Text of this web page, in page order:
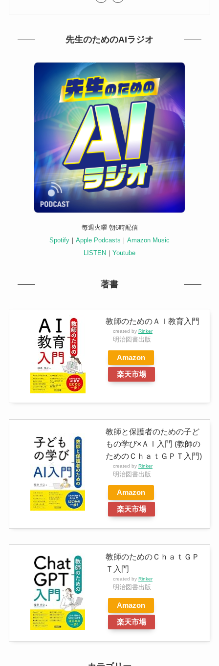
先生のためのAIラジオ
毎週火曜 朝6時配信
Spotify ｜ Apple Podcasts ｜ Amazon Music
LISTEN ｜ Youtube
著書
教師のためのＡＩ教育入門
created by Rinker
明治図書出版
Amazon
楽天市場
教師と保護者のための子ど
もの学び×ＡＩ入門 (教師の
ためのＣｈａｔＧＰＴ入門)
created by Rinker
明治図書出版
Amazon
楽天市場
教師のためのＣｈａｔＧＰ
Ｔ入門
created by Rinker
明治図書出版
Amazon
楽天市場